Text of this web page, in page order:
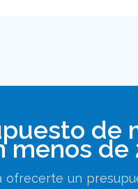
de
menos de
ofrecerte un